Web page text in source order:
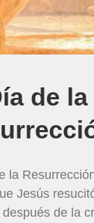
de la
la
Jesús
de la